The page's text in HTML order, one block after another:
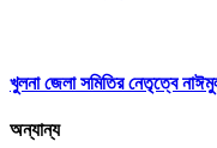
খুলনা জেলা সমিতির নেতৃত্বে
অন্যান্য